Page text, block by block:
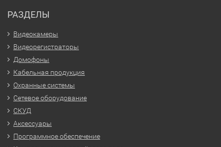
РАЗДЕЛЫ
Видеокамеры
Видеорегистраторы
Домофоны
Кабельная продукция
Охранные системы
Сетевое оборудование
СКУД
Аксессуары
Программное обеспечение